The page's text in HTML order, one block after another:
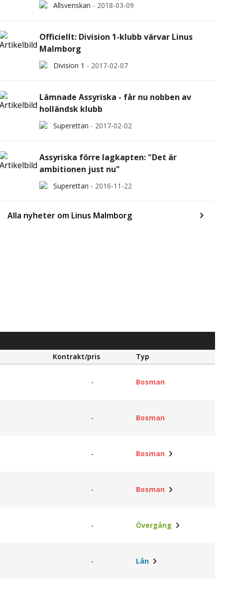
Allsvenskan - 2018-03-09
Officiellt: Division 1-klubb värvar Linus
Malmborg
Division 1 - 2017-02-07
Lämnade Assyriska - får nu nobben av
holländsk klubb
Superettan - 2017-02-02
Assyriska förre lagkapten: "Det är
ambitionen just nu"
Superettan - 2016-11-22
Alla nyheter om Linus Malmborg
Kontrakt/pris Typ
- Bosman
- Bosman
- Bosman
- Bosman
- Övergång
- Lån